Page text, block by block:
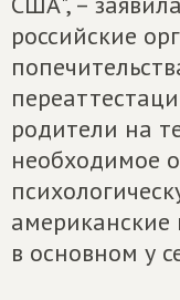
российские
родители на
необходимое
в основном у